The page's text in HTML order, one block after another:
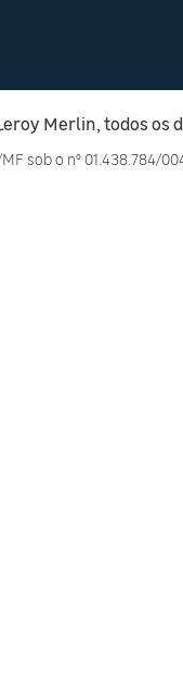
Merlin, todos os
sob o nº 01.438.784/